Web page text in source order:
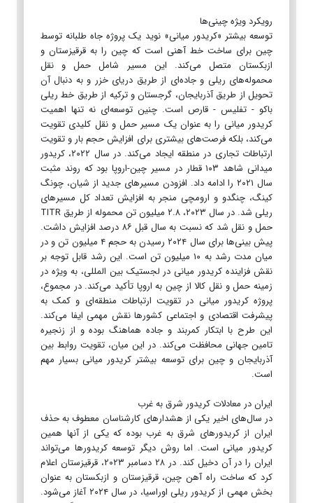
رویکرد ویژه چینی‌ها
توسعه بیشتر «کریدور میانی» نوید یک پروژه جاه طلبانه توسط
چین برای ساخت خط آهنی است که چین را به قرقیزستان و
ازبکستان متصل می‌کند. این مسیر شامل حمل و نقل
محموله‌های ریلی و جاده‌ای از طریق دریای خزر و به دنبال آن
تحویل از طریق آذربایجان، گرجستان و ترکیه از طریق خط ریلی
باکو - تفلیس - قارص است. چنین توسعه‌ای نه تنها اهمیت
کریدور میانی را به عنوان یک مسیر حمل و نقل کلیدی تقویت
می‌کند، بلکه فرصت‌های بیشتری برای افزایش حجم بار و تقویت
ارتباطات تجاری در منطقه ایجاد می‌کند. در سال ۲۰۲۲، کریدور
میدانی شاهد ۱۰۳ قطار در مسیر چین-اروپا بود که روند مثبت
سال ۲۰۲۱ را ادامه داد. افزودن مسیرهای جدید از شیان، چونگ
کینگ، چنگدو و ارومچی منجر به افزایش تعداد کل مسیرهای
ریلی شد. در سال ۲۰۲۳، ۲.۸ میلیون تن محموله از طریق TITR
حمل و نقل شد که نسبت به سال قبل ۸۶ درصد افزایش داشت.
پیش بینی‌ها برای سال ۲۰۲۴ رسیدن به حجم ۴ میلیون تن و در
میان مدت رشد به ۱۰ میلیون تن است. این رشد قابل توجه بر
نقش فزاینده کریدور میانی در لجستیک بین المللی، به ویژه در
زمینه حمل و نقل کالا از چین به اروپا تأکید می‌کند. در مجموع،
پروژه کریدور میانی در تقویت ارتباطات منطقه‌ای و کمک به
پیشرفت اقتصادی و اجتماعی کشورها نقش مهمی ایفا می‌کند.
این طرح با ابتکار کمربند و جاده هماهنگ بوده و از زنجیره
تامین جهانی محافظت می‌کند. در این میان، تقویت روابط بین
آذربایجان و چین برای توسعه بیشتر کریدور میانی بسیار مهم
است.
ایران در معادلات کریدور شرق به غرب
در سال‌های اخیر یکی از هشدارهای کارشناسان معطوف به حذف
ایران از کریدورهای شرق به غرب بوده که یکی از آنها همین
کریدور میانی است. اما روش دیگر توسعه کریدورها می‌تواند
ایران را در آن دخیل کند. در ۲۸ دسامبر ۲۰۲۳، قرقیزستان اعلام
کرد که ساخت راه آهن چین، قرقیزستان و ازبکستان به عنوان
بخش مهمی از کریدور ریلی اوراسیا، در سال ۲۰۲۴ آغاز می‌شود.